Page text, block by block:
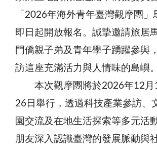
「2026年海外青年臺灣觀摩團」
即日起開放報名。誠摯邀請旅居
門僑親子弟及青年學子踴躍參與
訪這座充滿活力與人情味的島嶼。
本次觀摩團將於2026年12月
26日舉行，透過科技產業參訪、
園交流及在地生活探索等多元活
朋友深入認識臺灣的發展脈動與